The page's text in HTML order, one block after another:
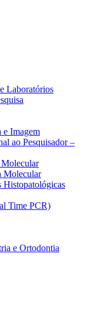
Laboratórios
Imagem
ao Pesquisador –
Molecular
Time PCR)
e Ortodontia